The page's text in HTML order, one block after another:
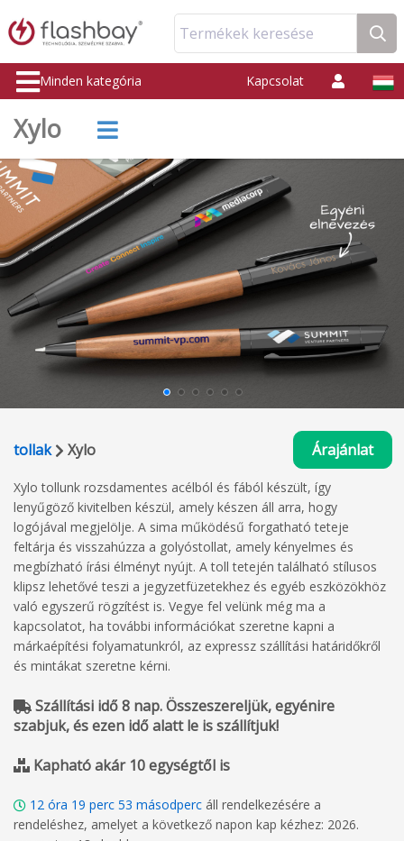
Termékek keresése
Minden kategória Kapcsolat
Xylo
tollak Xylo Árajánlat
Xylo tollunk rozsdamentes acélból és fából készült, így
lenyűgöző kivitelben készül, amely készen áll arra, hogy
logójával megjelölje. A sima működésű forgatható teteje
feltárja és visszahúzza a golyóstollat, amely kényelmes és
megbízható írási élményt nyújt. A toll tetején található stílusos
klipsz lehetővé teszi a jegyzetfüzetekhez és egyéb eszközökhöz
való egyszerű rögzítést is. Vegye fel velünk még ma a
kapcsolatot, ha további információkat szeretne kapni a
márkaépítési folyamatunkról, az expressz szállítási határidőkről
és mintákat szeretne kérni.
Szállítási idő 8 nap. Összeszereljük, egyénire
szabjuk, és ezen idő alatt le is szállítjuk!
Kapható akár 10 egységtől is
12 óra 19 perc 52 másodperc áll rendelkezésére a
rendeléshez, amelyet a következő napon kap kézhez: 2026.